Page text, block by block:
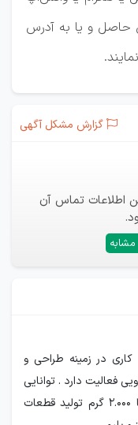
حاصل و یا به آدرس
گزارش مشکل آگهی
اطلاعات تماس آن
با 30 سال سابقه کاری در زمینه طراحی و
فعالیت دارد . توانایی
تولید قطعات پرسی قطعات پلیمری از 1 تا 2.000 گرم تولید قطعات